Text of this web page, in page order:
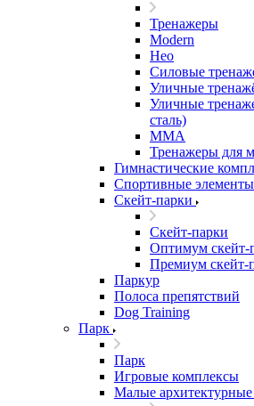
Тренажеры
Modern
Нео
Силовые
Уличные
Уличные
сталь)
ММА
Тренажеры для
Гимнастические
Спортивные
Скейт-парки
Скейт-парки
Оптимум скейт-
Премиум скейт-
Паркур
Полоса препятствий
Dog Training
Парк
Парк
Игровые комплексы
Малые